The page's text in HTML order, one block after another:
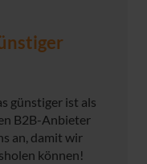
günstiger ist als
B2B-Anbieter
an, damit wir
können!